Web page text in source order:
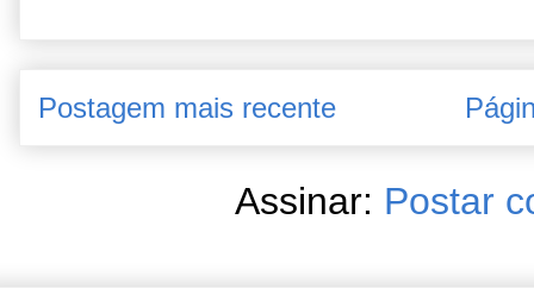
Postagem mais recente
Assinar: Postar